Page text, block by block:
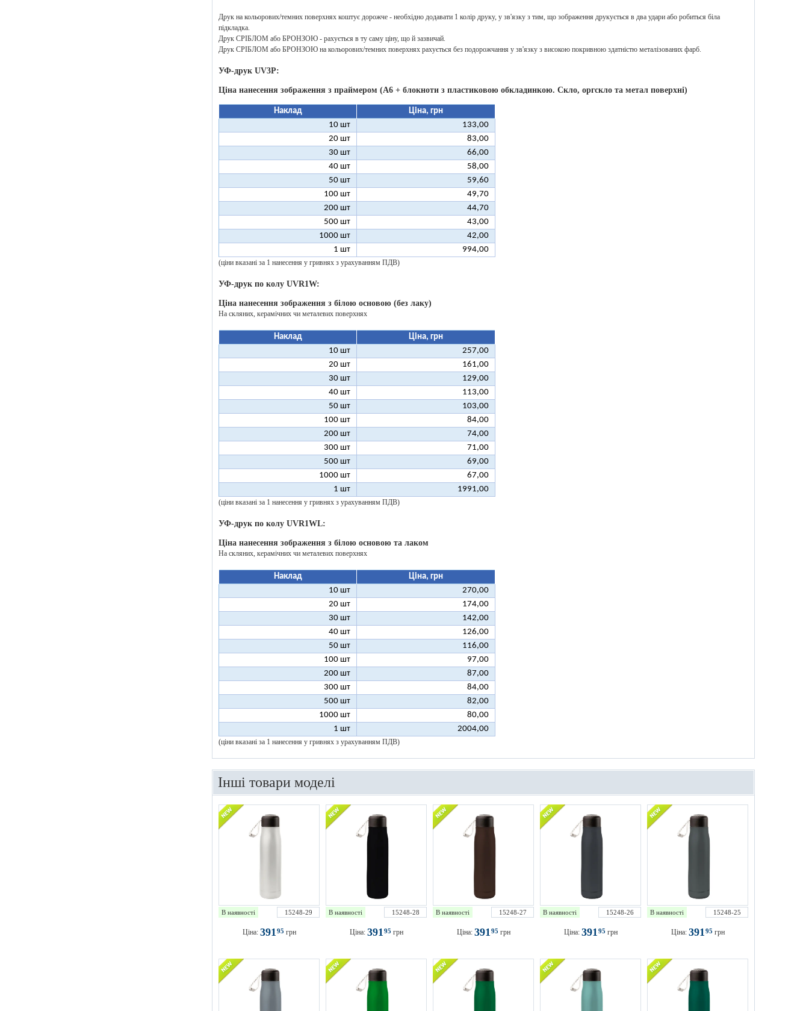
Друк на кольорових/темних поверхнях коштує дорожче - необхідно додавати 1 колір друку, у зв'язку з тим, що зображення друкується в два удари або робиться біла
підкладка.
Друк СРІБЛОМ або БРОНЗОЮ - рахується в ту саму ціну, що й зазвичай.
Друк СРІБЛОМ або БРОНЗОЮ на кольорових/темних поверхнях рахується без подорожчання у зв'язку з високою покривною здатністю металізованих фарб.
УФ-друк UV3P:
Ціна нанесення зображення з праймером (А6 + блокноти з пластиковою обкладинкою. Скло, оргскло та метал поверхні)
Наклад
Ціна, грн
10 шт
133,00
20 шт
83,00
30 шт
66,00
40 шт
58,00
50 шт
59,60
100 шт
49,70
200 шт
44,70
500 шт
43,00
1000 шт
42,00
1 шт
994,00
(ціни вказані за 1 нанесення у гривнях з урахуванням ПДВ)
УФ-друк по колу UVR1W:
Ціна нанесення зображення з білою основою (без лаку)
На скляних, керамічних чи металевих поверхнях
Наклад
Ціна, грн
10 шт
257,00
20 шт
161,00
30 шт
129,00
40 шт
113,00
50 шт
103,00
100 шт
84,00
200 шт
74,00
300 шт
71,00
500 шт
69,00
1000 шт
67,00
1 шт
1991,00
(ціни вказані за 1 нанесення у гривнях з урахуванням ПДВ)
УФ-друк по колу UVR1WL:
Ціна нанесення зображення з білою основою та лаком
На скляних, керамічних чи металевих поверхнях
Наклад
Ціна, грн
10 шт
270,00
20 шт
174,00
30 шт
142,00
40 шт
126,00
50 шт
116,00
100 шт
97,00
200 шт
87,00
300 шт
84,00
500 шт
82,00
1000 шт
80,00
1 шт
2004,00
(ціни вказані за 1 нанесення у гривнях з урахуванням ПДВ)
Інші товари моделі
В наявності 15248-29
Ціна: 39195 грн
В наявності 15248-28
Ціна: 39195 грн
В наявності 15248-27
Ціна: 39195 грн
В наявності 15248-26
Ціна: 39195 грн
В наявності 15248-25
Ціна: 39195 грн